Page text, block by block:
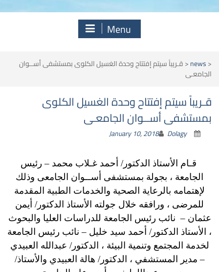
Menu
<
news
<قـريباً سيتم إفتتاح وحدة الغسيل الكلوى بمستشفى أســوان
الجامعـى
قـريباً سيتم إفتتاح وحدة الغسيل الكلوى
بمستشفى أســوان الجامعـى
January 10, 2018 Dolagy
قـام الأستاذ الدكتور/ أحمد غـلاب محمد – رئيس
الجامعة ، بجولة بمستشفى أســوان الجامعى وذلك
لإهتمامه بالرعاية الصحية والخدمات الطبية المقدمة
للمرضى ، ورافقه خلال جولته الأستاذ الدكتور/ أيمن
عثمان – نائب رئيس الجامعة للدراسات العليا والبحوث
، الأستاذ الدكتور/ أحمد سيد خليل – نائب رئيس الجامعة
لخدمة المجتمع وتنمية البيئة ، الدكتور/ عبدالله العبيدي
– مدير المستشفي ، الدكتور/ هالة العبيدي والأستاذ/